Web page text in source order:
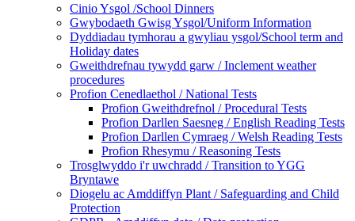
Cinio Ysgol /School Dinners
Gwybodaeth Gwisg Ysgol/Uniform Information
Dyddiadau tymhorau a gwyliau ysgol/School term and
Holiday dates
Gweithdrefnau tywydd garw / Inclement weather
procedures
Profion Cenedlaethol / National Tests
Profion Gweithdrefnol / Procedural Tests
Profion Darllen Saesneg / English Reading Tests
Profion Darllen Cymraeg / Welsh Reading Tests
Profion Rhesymu / Reasoning Tests
Trosglwyddo i'r uwchradd / Transition to YGG
Bryntawe
Diogelu ac Amddiffyn Plant / Safeguarding and Child
Protection